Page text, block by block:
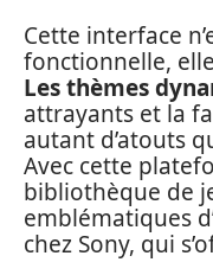
Cette interface
fonctionnelle,
Les thèmes
attrayants et la
autant d’atouts
Avec cette
bibliothèque de
emblématiques
chez Sony, qui